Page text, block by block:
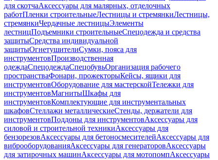
для скотчаАксессуары для малярных, отделочных
работПленки строительныеЛестницы и стремянкиЛестницы,
стремянкиЧердачные лестницыЭлементы
лестницПодъемники строительныеСпецодежда и средства
защитыСредства индивидуальной
защитыОгнетушителиСумки, пояса для
инструментовПроизводственная
одеждаСпецодеждаСпецобувьОрганизация рабочего
пространстваФонари, прожекторыКейсы, ящики для
инструментовОборудование для мастерскойТележки для
инструментовМагнитыШкафы для
инструментовКомплектующие для инструментальных
шкафовСтеллажи металлическиеСтенды, держатели для
инструментовПоддоны для инструментовАксессуары для
силовой и строительной техникиАксессуары для
бензорезовАксессуары для бетоносмесителейАксессуары для
виброоборудованияАксессуары для генераторовАксессуары
для затирочных машинАксессуары для мотопомпАксессуары